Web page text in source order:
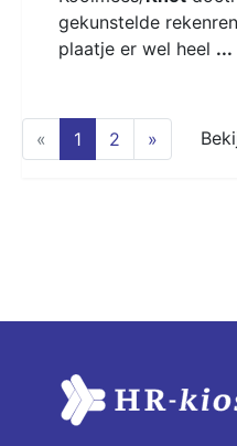
gekunstelde
plaatje er wel heel ...
« 1 (current)
2 »